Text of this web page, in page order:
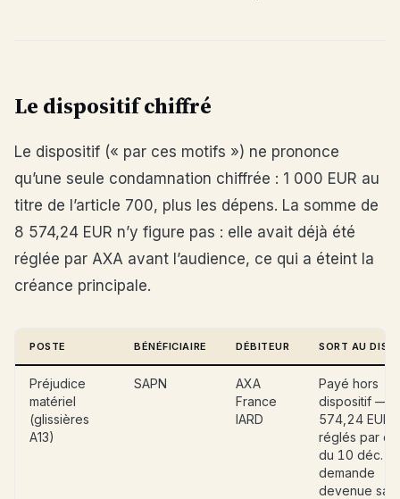
Le dispositif chiffré
Le dispositif (« par ces motifs ») ne prononce
qu’une seule condamnation chiffrée : 1 000 EUR au
titre de l’article 700, plus les dépens. La somme de
8 574,24 EUR n’y figure pas : elle avait déjà été
réglée par AXA avant l’audience, ce qui a éteint la
créance principale.
POSTE BÉNÉFICIAIRE DÉBITEUR SORT AU
Préjudice
matériel
(glissières
A13)
SAPN
AXA
France
IARD
Payé hors
dispositif — 8
574,24 EUR
réglés par
du 10 déc.
demande
devenue